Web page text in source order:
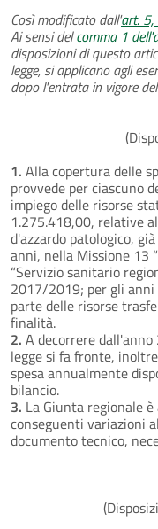
Così modificato dall'art. 5,
Ai sensi delcomma 1
disposizioni di questo
legge, si applicano agli
dopo l'entrata in vigore
1. Alla copertura delle
provvede per ciascuno
impiego delle risorse
1.275.418,00, relative
d'azzardo patologico,
anni, nella Missione 13
“Servizio sanitario
2017/2019; per gli anni
parte delle risorse
finalità.
2. A decorrere
legge si fa fronte,
spesa annualmente
bilancio.
3. La Giunta regionale
conseguenti variazioni
documento tecnico,